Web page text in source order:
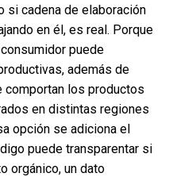
si cadena de elaboración
en él, es real. Porque
puede
además de
comportan los productos
en distintas regiones
opción se adiciona el
puede transparentar si
orgánico, un dato